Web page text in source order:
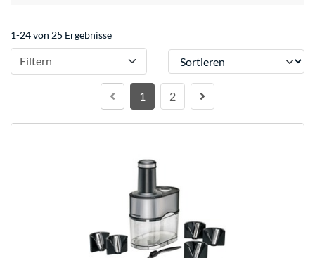
1-24 von 25 Ergebnisse
Filtern Sortieren
1 2